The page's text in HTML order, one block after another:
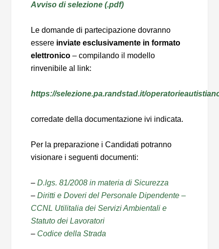
Avviso di selezione (.pdf)
Le domande di partecipazione dovranno
essere inviate esclusivamente in formato
elettronico – compilando il modello
rinvenibile al link:
https://selezione.pa.randstad.it/
corredate della documentazione ivi indicata.
Per la preparazione i Candidati potranno
visionare i seguenti documenti:
–D.lgs. 81/2008 in materia di Sicurezza
–Diritti e Doveri del Personale Dipendente –
CCNL Utilitalia dei Servizi Ambientali e
Statuto dei Lavoratori
– Codice della Strada